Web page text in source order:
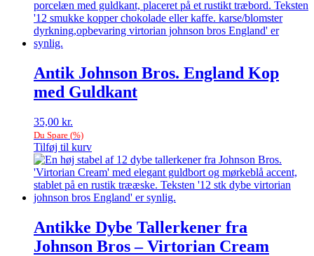
Antik Johnson Bros. England Kop
med Guldkant
35,00 kr.
Du Spare (%)
Tilføj til kurv
Antikke Dybe Tallerkener fra
Johnson Bros – Virtorian Cream